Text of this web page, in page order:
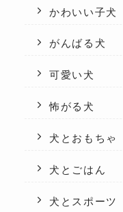
かわいい子犬
がんばる犬
可愛い犬
怖がる犬
犬とおもちゃ
犬とごはん
犬とスポーツ